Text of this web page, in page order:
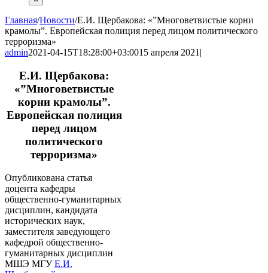
Главная/Новости/Е.И. Щербакова: «”Многоветвистые корни
крамолы”. Европейская полиция перед лицом политического
терроризма»
admin2021-04-15T18:28:00+03:0015 апреля 2021|
Е.И. Щербакова:
«”Многоветвистые
корни крамолы”.
Европейская полиция
перед лицом
политического
терроризма»
Опубликована статья
доцента кафедры
общественно-гуманитарных
дисциплин, кандидата
исторических наук,
заместителя заведующего
кафедрой общественно-
гуманитарных дисциплин
МШЭ МГУЕ.И.